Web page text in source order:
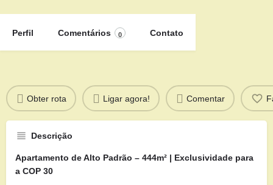
Perfil Comentários 0 Contato
Obter rota Ligar agora! Comentar
Descrição
Apartamento de Alto Padrão – 444m² | Exclusividade para
a COP 30